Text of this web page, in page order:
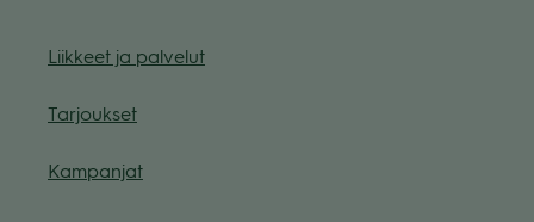
Liik­keet ja pal­ve­lut
Tar­jouk­set
Kam­pan­jat